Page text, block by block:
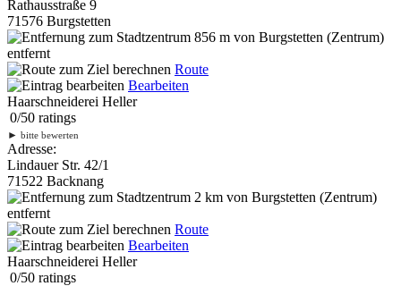
Rathausstraße 9
71576 Burgstetten
856 m von Burgstetten (Zentrum)
entfernt
Route
Bearbeiten
Haarschneiderei Heller
0/50 ratings
► bitte bewerten
Adresse:
Lindauer Str. 42/1
71522 Backnang
2 km von Burgstetten (Zentrum)
entfernt
Route
Bearbeiten
Haarschneiderei Heller
0/50 ratings